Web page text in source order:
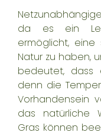
da es ein
ermöglicht,
Natur zu haben,
bedeutet,
denn die
Vorhandensein
das natürliche
Gras können